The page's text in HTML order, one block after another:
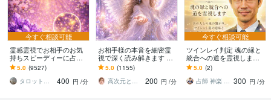
今すぐ相談可能
霊感霊視でお相手のお気
持ちスピーディーに占い
ます 魂と深くつながり未
来と真実を霊視で伝え祈
願させて頂きます。
5.0 (9527)
タロット占い胡蝶蘭
400 円 /分
お相手様の本音を細密霊
視で深く読み解きます お
相手様の本音と2人の未来
をミカエルから御神託メ
ッセージ
5.0 (1155)
高次元と繋がる霊感鑑定⭐︎アニエル
200 円 /分
今すぐ相談可能
ツインレイ判定 魂の縁と
統合への道を霊視します
あの人との魂の繋がり、
サイレント期の意味と統
合への道を霊視
5.0 (2)
占師 神楽 玄斗（かぐら げんと） 300 円 /分